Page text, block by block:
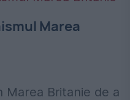
Marea
Marea Britanie de a